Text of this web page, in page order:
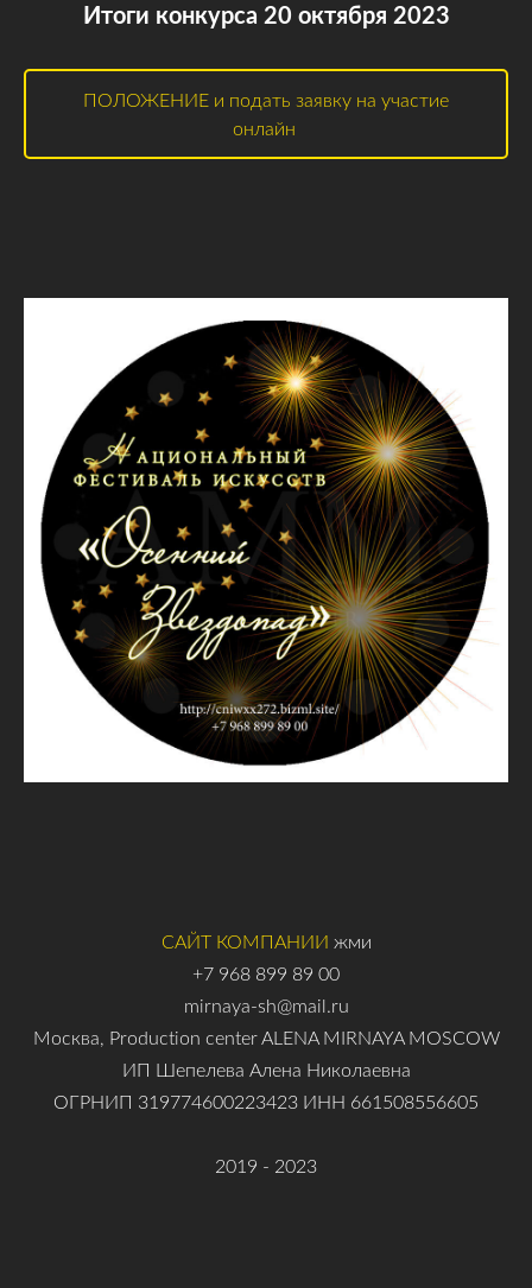
Итоги конкурса 20 октября 2023
ПОЛОЖЕНИЕ и подать заявку на участие
онлайн
САЙТ КОМПАНИИ жми
+7 968 899 89 00
mirnaya-sh@mail.ru
Москва, Production center ALENA MIRNAYA MOSCOW
ИП Шепелева Алена Николаевна
ОГРНИП 319774600223423 ИНН 661508556605
2019 - 2023